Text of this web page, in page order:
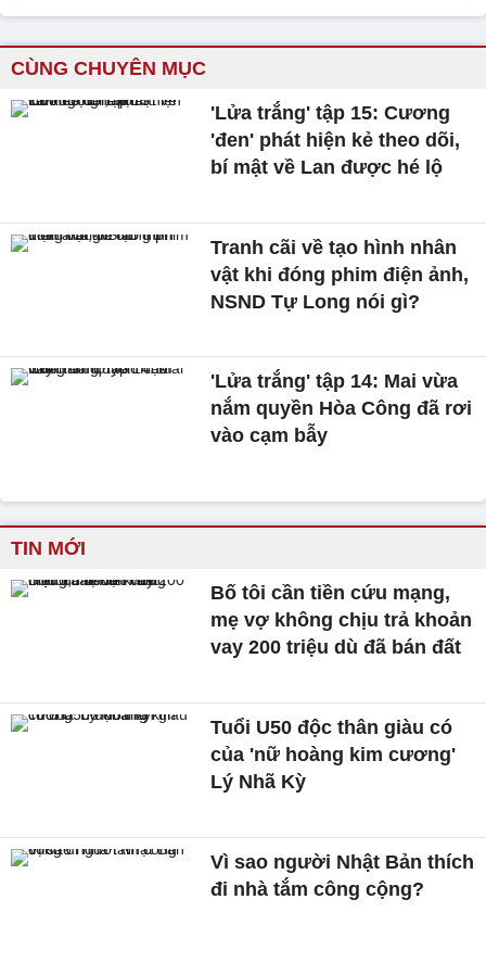
CÙNG CHUYÊN MỤC
'Lửa trắng' tập 15: Cương
'đen' phát hiện kẻ theo dõi,
bí mật về Lan được hé lộ
Tranh cãi về tạo hình nhân
vật khi đóng phim điện ảnh,
NSND Tự Long nói gì?
'Lửa trắng' tập 14: Mai vừa
nắm quyền Hòa Công đã rơi
vào cạm bẫy
TIN MỚI
Bố tôi cần tiền cứu mạng,
mẹ vợ không chịu trả khoản
vay 200 triệu dù đã bán đất
Tuổi U50 độc thân giàu có
của 'nữ hoàng kim cương'
Lý Nhã Kỳ
Vì sao người Nhật Bản thích
đi nhà tắm công cộng?